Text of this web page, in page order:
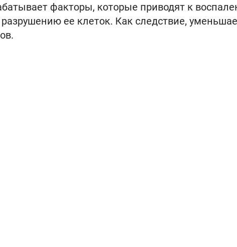
факторы, которые приводят к
ее клеток. Как следствие,